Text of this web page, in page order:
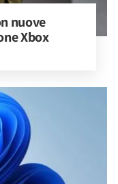
nuove
Xbox